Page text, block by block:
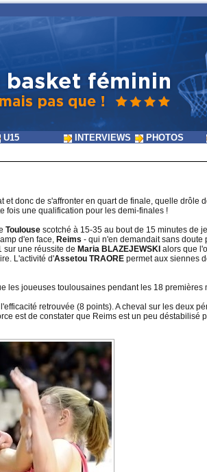
U15 INTERVIEWS PHOTOS
donc de s'affronter en quart de finale, quelle drôle
fois une qualification pour les demi-finales !
Toulouse scotché à 15-35 au bout de 15 minutes de
d'en face, Reims - qui n'en demandait sans doute
sur une réussite de Maria BLAZEJEWSKI alors que
L'activité d'Assetou TRAORE permet aux siennes
les joueuses toulousaines pendant les 18
retrouvée (8 points). A cheval sur les deux
est de constater que Reims est un peu déstabilisé